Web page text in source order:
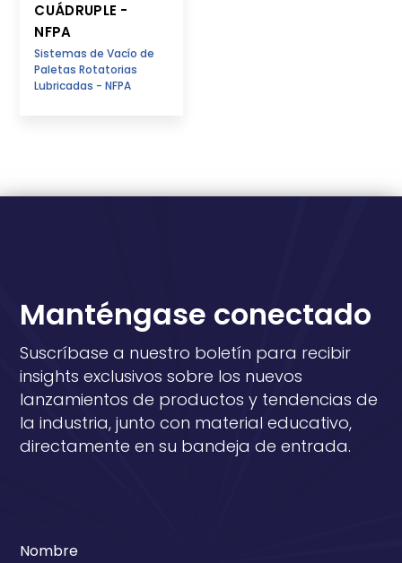
CUÁDRUPLE -
NFPA
Sistemas de Vacío de
Paletas Rotatorias
Lubricadas - NFPA
Manténgase conectado
Suscríbase a nuestro boletín para recibir
insights exclusivos sobre los nuevos
lanzamientos de productos y tendencias de
la industria, junto con material educativo,
directamente en su bandeja de entrada.
Nombre